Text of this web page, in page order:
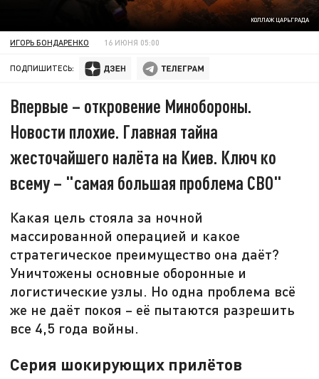
КОЛЛАЖ ЦАРЬГРАДА
ИГОРЬ БОНДАРЕНКО 16 ИЮНЯ 05:00
ПОДПИШИТЕСЬ:
Впервые – откровение Минобороны.
Новости плохие. Главная тайна
жесточайшего налёта на Киев. Ключ ко
всему – "самая большая проблема СВО"
Какая цель стояла за ночной
массированной операцией и какое
стратегическое преимущество она даёт?
Уничтожены основные оборонные и
логистические узлы. Но одна проблема всё
же не даёт покоя – её пытаются разрешить
все 4,5 года войны.
Серия шокирующих прилётов